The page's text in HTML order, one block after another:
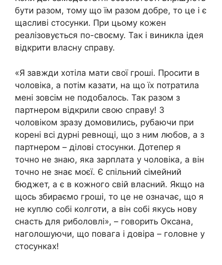
бути разом, тому що їм разом добре, то це і є
щасливі стосунки. При цьому кожен
реалізовується по-своєму. Так і виникла ідея
відкрити власну справу.
«Я завжди хотіла мати свої гроші. Просити в
чоловіка, а потім казати, на що їх потратила
мені зовсім не подобалось. Так разом з
партнером відкрили свою справу! З
чоловіком зразу домовились, рубаючи при
корені всі дурні ревнощі, що з ним любов, а з
партнером – ділові стосунки. Дотепер я
точно не знаю, яка зарплата у чоловіка, а він
точно не знає моєї. Є спільний сімейний
бюджет, а є в кожного свій власний. Якщо на
щось збираємо гроші, то це не означає, що я
не куплю собі колготи, а він собі якусь нову
снасть для риболовлі», – говорить Оксана,
наголошуючи, що повага і довіра – головне у
стосунках!